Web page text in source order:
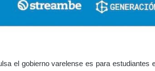
el gobierno varelense es para estudiantes